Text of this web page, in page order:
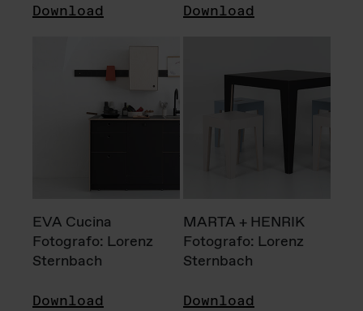
Download Download
EVA Cucina
Fotografo: Lorenz
Sternbach
Download
MARTA + HENRIK
Fotografo: Lorenz
Sternbach
Download